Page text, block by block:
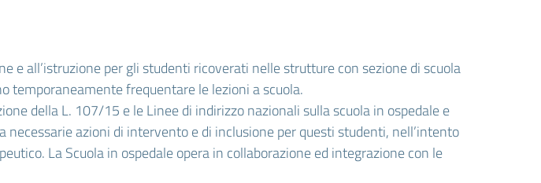
e all’istruzione per gli studenti ricoverati nelle strutture con sezione di scuola
temporaneamente frequentare le lezioni a scuola.
della L. 107/15 e le Linee di indirizzo nazionali sulla scuola in ospedale e
azioni di intervento e di inclusione per questi studenti, nell’intento
La Scuola in ospedale opera in collaborazione ed integrazione con le